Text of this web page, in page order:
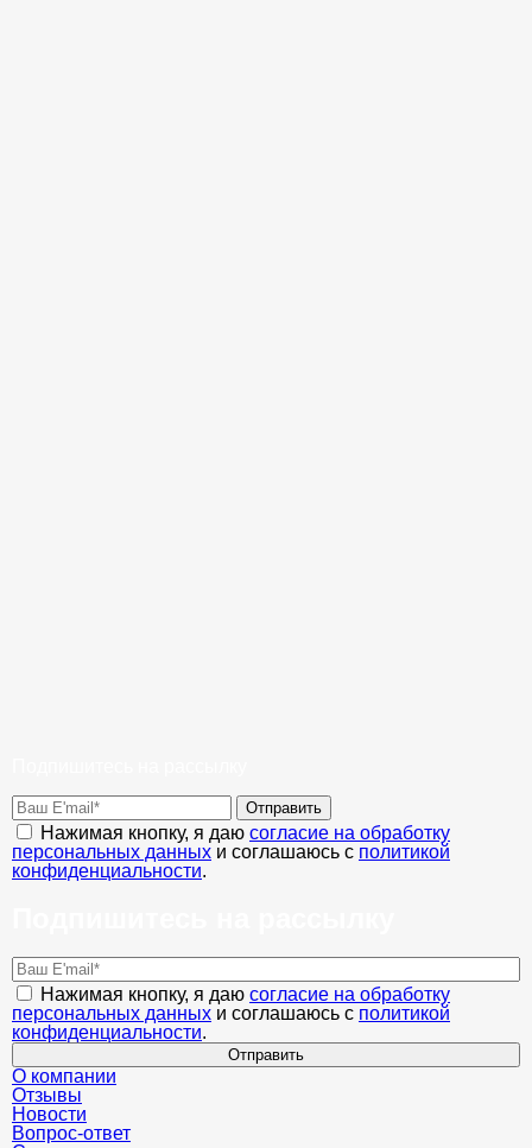
Отправить
Нажимая кнопку, я даю согласие на обработку
персональных данных и соглашаюсь с политикой
конфиденциальности.
Нажимая кнопку, я даю согласие на обработку
персональных данных и соглашаюсь с политикой
конфиденциальности.
Отправить
О компании
Отзывы
Новости
Вопрос-ответ